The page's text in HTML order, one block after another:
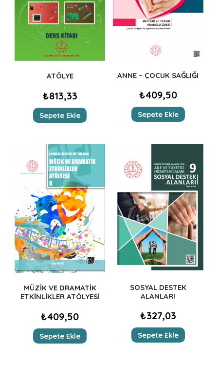
ATÖLYE
₺813,33
Sepete Ekle
ANNE – ÇOCUK SAĞLIĞI
₺409,50
Sepete Ekle
MÜZİK VE DRAMATİK
ETKİNLİKLER ATÖLYESİ
₺409,50
Sepete Ekle
SOSYAL DESTEK
ALANLARI
₺327,03
Sepete Ekle